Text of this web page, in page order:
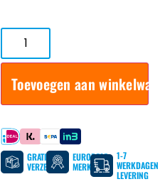
Toevoegen aan
Betaal met
GRATIS
VERZENDING
EUROPESE
MERKEN
1-7
WERKDAGEN
LEVERING